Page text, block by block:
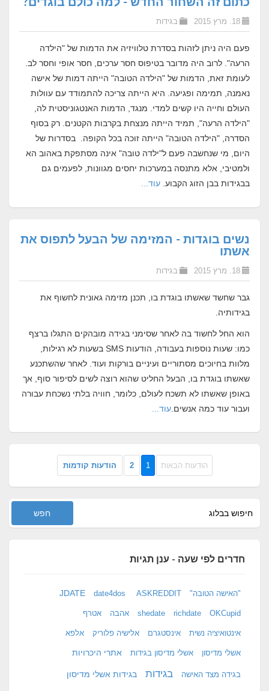
כתום זה השחור החדש - למה כולם בוגדים?
18. מרץ 2015 בגידות
פעם היה ניתן לזהות בסדרת טלוויזיה את הדמות של "הילדה
הרעה". לרוב היה מדובר בטיפוס חסר ערכים, חסר אופי וחסר לב.
לעומת זאת, הדמות של "הילדה הטובה" הייתה דמות של אישה
נאמנה, תמימה ופגיעה. היא הייתה צריכה להתמודד עם עוולות
העולם וחייה היו קשים למדי. מנגד, הדמות האנטגוניסטית לה,
"הילדה הרעה", תמיד הייתה מנצחת בקרבות הקטנים. רק בסוף
הסדרה, "הילדה הטובה" הייתה זוכה בכל הקופה. בסדרות של
היום, מי שנחשבה פעם ל"ילדה טובה"אינה מסתפקת באהוב הא
ולמטיבי, אלא מתנסה במערכות יחסים מגוונות, לפעמים גם
בבגידות בבן הזוג הקבוע. עוד...
נשים בוגדות - המזימה של הבעל לתפוס את
אשתו
18. מרץ 2015 בגידות
גבר שחשד שאשתו בוגדת בו, תכנן מזימה גאונית לחשוף את
בגידותיה.
הוא החל לחשוד בה לאחר שסימני בגידה מובהקים התגלו ברצף
כמו: שעות נוספות בעבודה, הודעות SMS בשעות לא רגילות,
מלוות בחיוכים מסתוריים ועיניים בורקות ועוד. לאחר שהשתכנע
שאשתו בוגדת בו, הבעל החליט שהוא רוצה לשים לסיפור סוף, אך
באופן שאשתו לא תשכח לעולם, כלומר, חוויה בלתי נשכחת עבורה
ועבור עוד כמה אנשים. עוד...
הודעות הבאות 1
2 הודעות קודמות
חדרים לפי שעה - ענן תגיות
"האישה הטובה" ASKREDDIT
date4dos
JDATE
OKCupid
richdate
shedate אהבה אטרף
אינטואיציה נשית אינסטגרם אלישיה פלוריק אלפא
אשלי מדיסון אשלי מדיסון בגידות אתרי היכרויות
בגידה מצד האישה בגידות בגידות אשלי מדיסון